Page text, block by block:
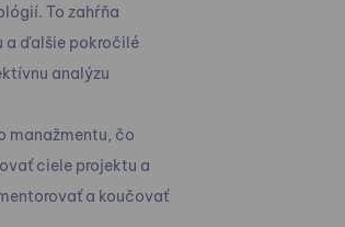
To zahŕňa
a ďalšie pokročilé
analýzu
manažmentu, čo
ciele projektu a
a koučovať